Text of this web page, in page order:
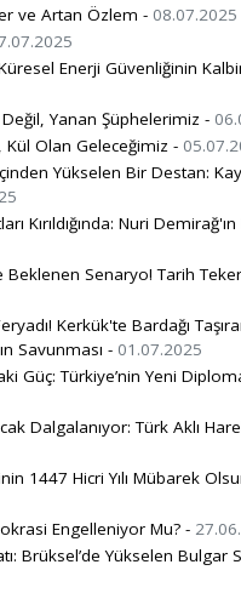
ve Artan Özlem - 08.07.2025
Enerji Güvenliğinin
Yanan Şüphelerimiz -
Kül Olan Geleceğimiz -
Yükselen Bir Destan:
Kırıldığında: Nuri
Beklenen Senaryo! Tarih
Kerkük'te Bardağı
Savunması - 01.07.2025
Güç: Türkiye’nin Yeni
Dalgalanıyor: Türk Aklı
1447 Hicri Yılı Mübarek
Engelleniyor Mu? -
Brüksel’de Yükselen Bulgar